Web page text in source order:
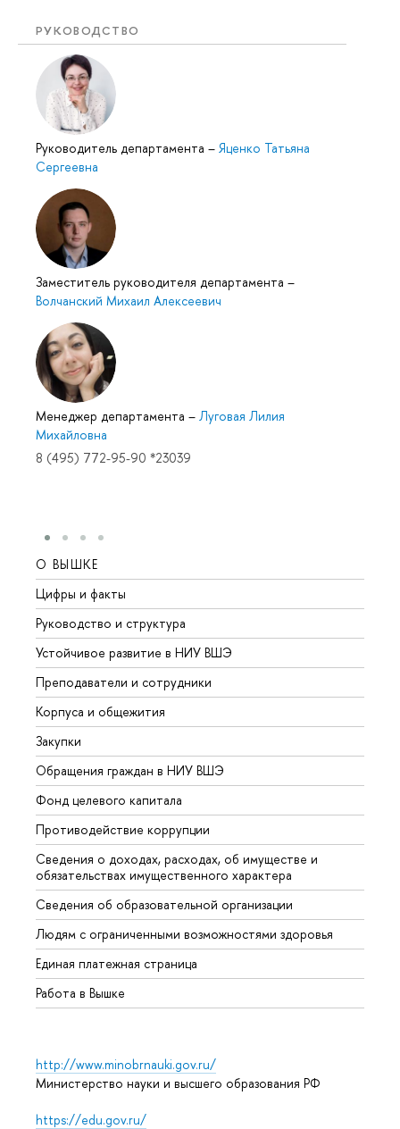
РУКОВОДСТВО
Руководитель департамента – Яценко Татьяна
Сергеевна
Заместитель руководителя департамента –
Волчанский Михаил Алексеевич
Менеджер департамента – Луговая Лилия
Михайловна
8 (495) 772-95-90 *23039
О ВЫШКЕ
Цифры и факты
Руководство и структура
Устойчивое развитие в НИУ ВШЭ
Преподаватели и сотрудники
Корпуса и общежития
Закупки
Обращения граждан в НИУ ВШЭ
Фонд целевого капитала
Противодействие коррупции
Сведения о доходах, расходах, об имуществе и
обязательствах имущественного характера
Сведения об образовательной организации
Людям с ограниченными возможностями здоровья
Единая платежная страница
Работа в Вышке
http://www.minobrnauki.gov.ru/
Министерство науки и высшего образования РФ
https://edu.gov.ru/